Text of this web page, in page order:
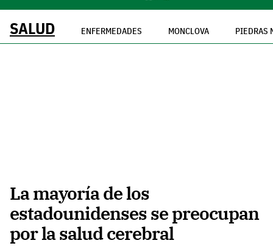
SALUD ENFERMEDADES MONCLOVA PIEDRAS
La mayoría de los
estadounidenses se preocupan
por la salud cerebral